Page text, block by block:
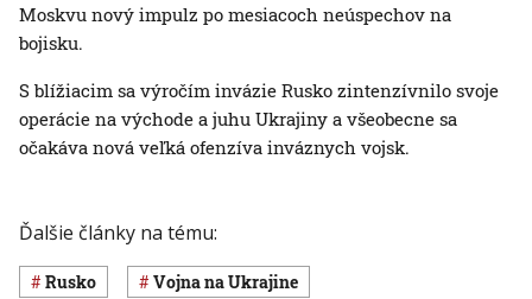
Moskvu nový impulz po mesiacoch neúspechov na
bojisku.
S blížiacim sa výročím invázie Rusko zintenzívnilo svoje
operácie na východe a juhu Ukrajiny a všeobecne sa
očakáva nová veľká ofenzíva inváznych vojsk.
Ďalšie články na tému:
Rusko vojna na Ukrajine